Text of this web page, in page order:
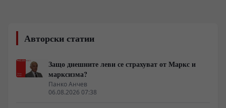
Авторски статии
Защо днешните леви се страхуват от Маркс и
марксизма?
Панко Анчев
06.08.2026 07:38